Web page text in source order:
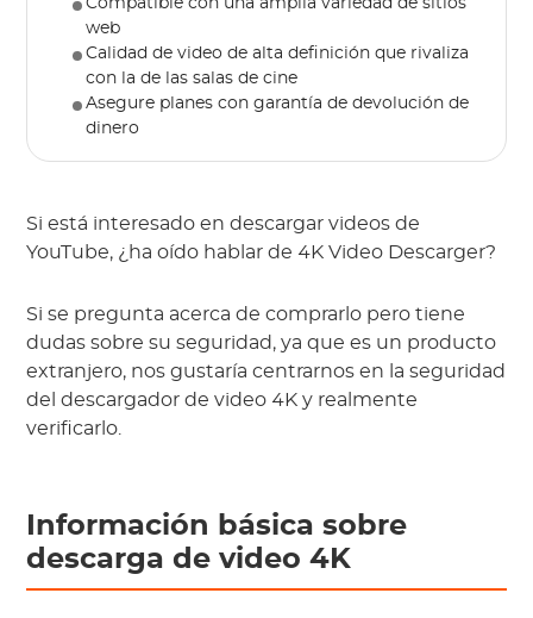
Compatible con una amplia variedad de sitios
web
Calidad de video de alta definición que rivaliza
con la de las salas de cine
Asegure planes con garantía de devolución de
dinero
Si está interesado en descargar videos de
YouTube, ¿ha oído hablar de 4K Video Descarger?
Si se pregunta acerca de comprarlo pero tiene
dudas sobre su seguridad, ya que es un producto
extranjero, nos gustaría centrarnos en la seguridad
del descargador de video 4K y realmente
verificarlo.
Información básica sobre
descarga de video 4K